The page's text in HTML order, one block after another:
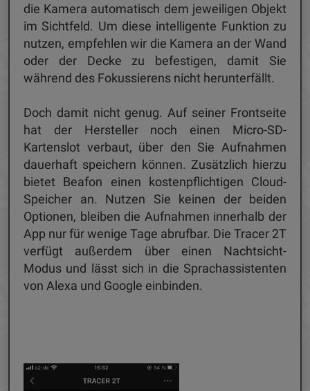
die Kamera automatisch dem jeweiligen Objekt
im Sichtfeld. Um diese intelligente Funktion zu
nutzen, empfehlen wir die Kamera an der Wand
oder der Decke zu befestigen, damit Sie
während des Fokussierens nicht herunterfällt.
Doch damit nicht genug. Auf seiner Frontseite
hat der Hersteller noch einen Micro-SD-
Kartenslot verbaut, über den Sie Aufnahmen
dauerhaft speichern können. Zusätzlich hierzu
bietet Beafon einen kostenpflichtigen Cloud-
Speicher an. Nutzen Sie keinen der beiden
Optionen, bleiben die Aufnahmen innerhalb der
App nur für wenige Tage abrufbar. Die Tracer 2T
verfügt außerdem über einen Nachtsicht-
Modus und lässt sich in die Sprachassistenten
von Alexa und Google einbinden.